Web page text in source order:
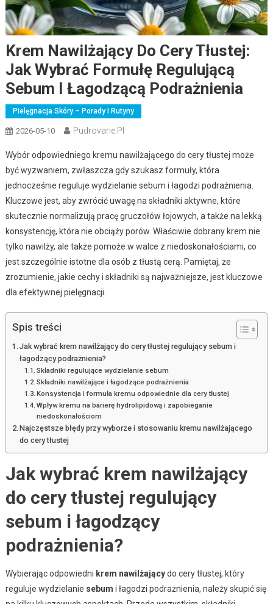
Krem Nawilżający Do Cery Tłustej:
Jak Wybrać Formułę Regulującą
Sebum I Łagodzącą Podrażnienia
Pielęgnacja Skóry – Porady I Rutyny
2026-05-10 Pudrovane.pl
Wybór odpowiedniego kremu nawilżającego do cery tłustej może
być wyzwaniem, zwłaszcza gdy szukasz formuły, która
jednocześnie reguluje wydzielanie sebum i łagodzi podrażnienia.
Kluczowe jest, aby zwrócić uwagę na składniki aktywne, które
skutecznie normalizują pracę gruczołów łojowych, a także na lekką
konsystencję, która nie obciąży porów. Właściwie dobrany krem nie
tylko nawilży, ale także pomoże w walce z niedoskonałościami, co
jest szczególnie istotne dla osób z tłustą cerą. Pamiętaj, że
zrozumienie, jakie cechy i składniki są najważniejsze, jest kluczowe
dla efektywnej pielęgnacji.
Spis treści
Jak wybrać krem nawilżający do cery tłustej regulujący sebum i
łagodzący podrażnienia?
Składniki regulujące wydzielanie sebum
Składniki nawilżające i łagodzące podrażnienia
Konsystencja i formuła kremu odpowiednie dla cery tłustej
Wpływ kremu na barierę hydrolipidową i zapobieganie
niedoskonałościom
Najczęstsze błędy przy wyborze i stosowaniu kremu nawilżającego
do cery tłustej
Jak wybrać krem nawilżający
do cery tłustej regulujący
sebum i łagodzący
podrażnienia?
Wybierając odpowiedni krem nawilżającydo cery tłustej, który
reguluje wydzielanie sebum i łagodzi podrażnienia, należy skupić się